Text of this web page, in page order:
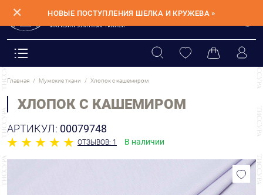
✕ НОВЫЕ ПОСТУПЛЕНИЯ ШЕЛКА И КРУЖЕВА »
Главная Мужские ткани Хлопок с кашемиром
ХЛОПОК С КАШЕМИРОМ
АРТИКУЛ: 00079748
ОТЗЫВОВ: 1 В наличии